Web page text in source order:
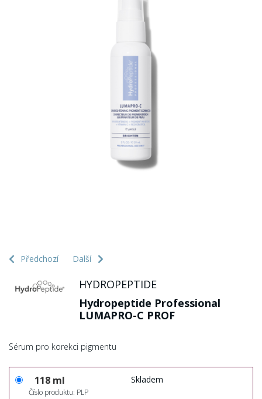
Předchozí Další
HYDROPEPTIDE
Hydropeptide Professional
LUMAPRO-C PROF
Sérum pro korekci pigmentu
118 ml
Číslo produktu: PLP
Skladem